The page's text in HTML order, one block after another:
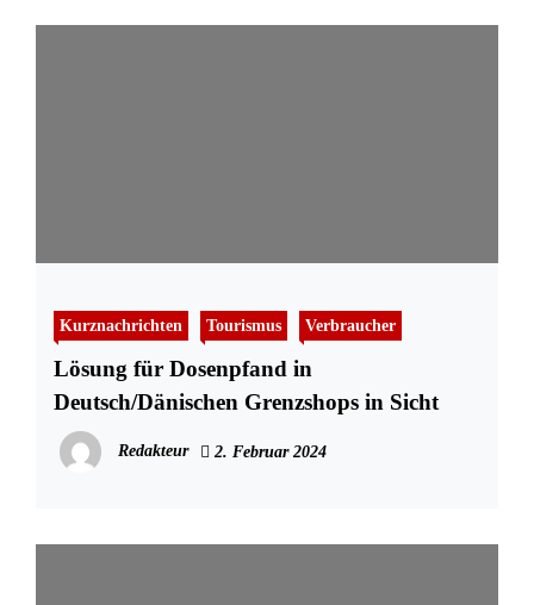
Kurznachrichten Tourismus Verbraucher
Lösung für Dosenpfand in
Deutsch/Dänischen Grenzshops in Sicht
Redakteur 2. Februar 2024